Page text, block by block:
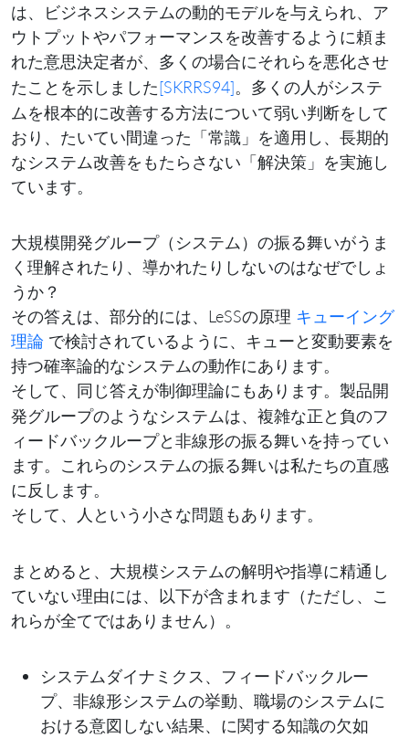
は、ビジネスシステムの動的モデルを与えられ、ア
ウトプットやパフォーマンスを改善するように頼ま
れた意思決定者が、多くの場合にそれらを悪化させ
た ことを示しました[SKRRS94]。多くの人がシステ
ムを根本的に改善する方法について弱い判断をして
おり、たいてい間違った「常識」を適用し、長期的
なシステム改善をもたらさない「解決策」を実施し
ています。
大規模開発グループ（システム）の振る舞いがうま
く理解されたり、導かれたりしないのはなぜでしょ
うか？
その答えは、部分的には、LeSSの原理 キューイング
理論 で検討されているように、キューと変動要素を
持つ確率論的なシステムの動作にあります。
そして、同じ答えが制御理論にもあります。製品開
発グループのようなシステムは、複雑な正と負のフ
ィードバックループと非線形の振る舞いを持ってい
ます。これらのシステムの振る舞いは私たちの直感
に反します。
そして、
人 という小さな問題もあります。
まとめると、大規模システムの解明や指導に精通し
ていない理由には、以下が含まれます（ただし、こ
れらが全てではありません）。
システムダイナミクス、フィードバックルー
プ、非線形システムの挙動、職場のシステムに
おける意図しない結果、に関する知識の欠如